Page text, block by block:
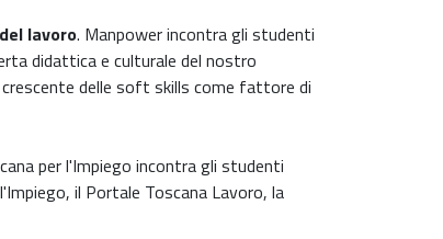
lavoro. Manpower incontra gli studenti
didattica e culturale del nostro
delle soft skills come fattore di
per l'Impiego incontra gli studenti
il Portale Toscana Lavoro, la